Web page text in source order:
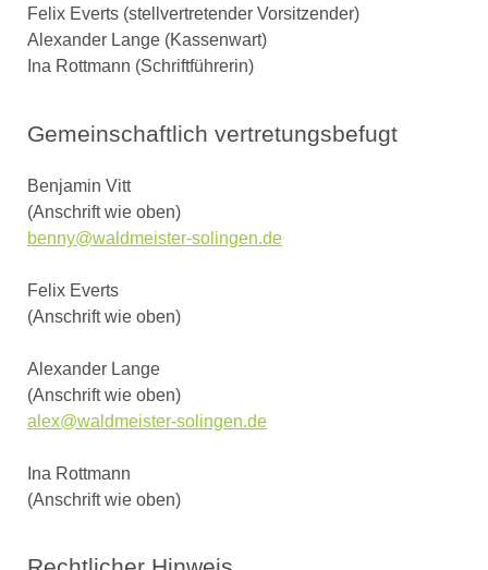
Felix Everts (stellvertretender Vorsitzender)
Alexander Lange (Kassenwart)
Ina Rottmann (Schriftführerin)
Gemeinschaftlich vertretungsbefugt
Benjamin Vitt
(Anschrift wie oben)
benny@waldmeister-solingen.de
Felix Everts
(Anschrift wie oben)
Alexander Lange
(Anschrift wie oben)
alex@waldmeister-solingen.de
Ina Rottmann
(Anschrift wie oben)